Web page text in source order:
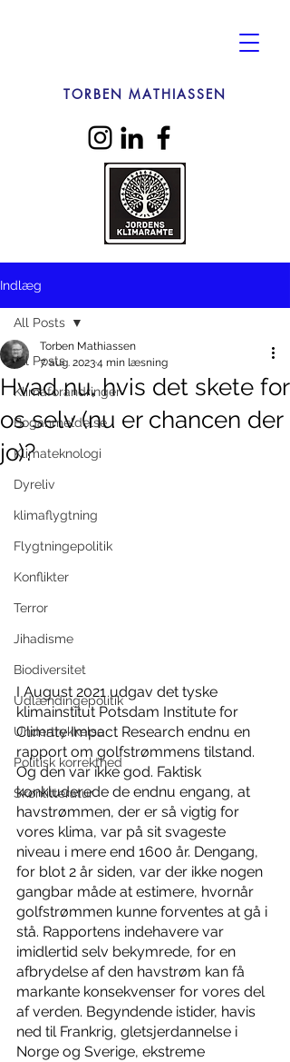
TORBEN MATHIASSEN
Indlæg
All Posts
Klimaforandringer
Boganmeldelse
Klimateknologi
Dyreliv
klimaflygtning
Flygtningepolitik
Konflikter
Terror
Jihadisme
Biodiversitet
Udlændingepolitik
Undertrykkelse
Politisk korrekthed
Skønlitteratur
All Posts
Hvad nu, hvis det skete for
os selv (nu er chancen der
jo)?
Torben Mathiassen
7. aug. 20234 min læsning
I August 2021 udgav det tyske
klimainstitut Potsdam Institute for
Climate Impact Research endnu en
rapport om golfstrømmens tilstand.
Og den var ikke god. Faktisk
konkluderede de endnu engang, at
havstrømmen, der er så vigtig for
vores klima, var på sit svageste
niveau i mere end 1600 år. Dengang,
for blot 2 år siden, var der ikke nogen
gangbar måde at estimere, hvornår
golfstrømmen kunne forventes at gå i
stå. Rapportens indehavere var
imidlertid selv bekymrede, for en
afbrydelse af den havstrøm kan få
markante konsekvenser for vores del
af verden. Begyndende istider, havis
ned til Frankrig, gletsjerdannelse i
Norge og Sverige, ekstreme